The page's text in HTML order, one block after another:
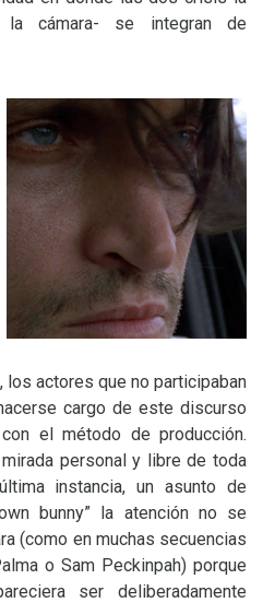
cámara- se integran de
actores que no participaban
cargo de este discurso
el método de producción.
personal y libre de toda
instancia, un asunto de
bunny” la atención no se
(como en muchas secuencias
o Sam Peckinpah) porque
ser deliberadamente